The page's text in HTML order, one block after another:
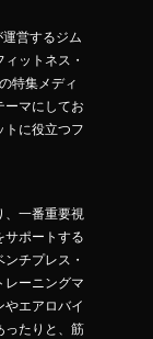
営するジム
ットネス・
特集メディ
ーマにしてお
トに役立つフ
、一番重要視
サポートする
チプレス・
レーニングマ
やエアロバイ
ったりと、筋